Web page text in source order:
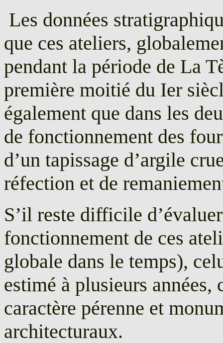
Les données
que ces ateliers,
pendant la période de La
première moitié du Ier
également que dans les
de fonctionnement des
d’un tapissage d’argile
réfection et de
S’il reste difficile
fonctionnement de ces
globale dans le temps),
estimé à plusieurs
caractère pérenne et
architecturaux.